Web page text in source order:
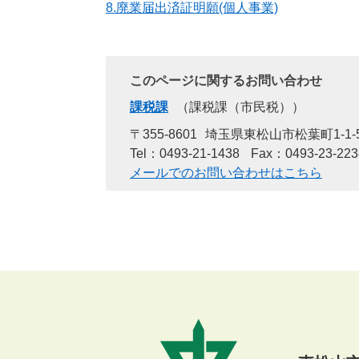
8.廃業届出済証明願(個人事業)
このページに関するお問い合わせ
課税課
課税課（市民税）
〒355-8601
埼玉県東松山市松葉町1-1-
Tel：0493-21-1438
Fax：0493-23-
メールでのお問い合わせはこちら